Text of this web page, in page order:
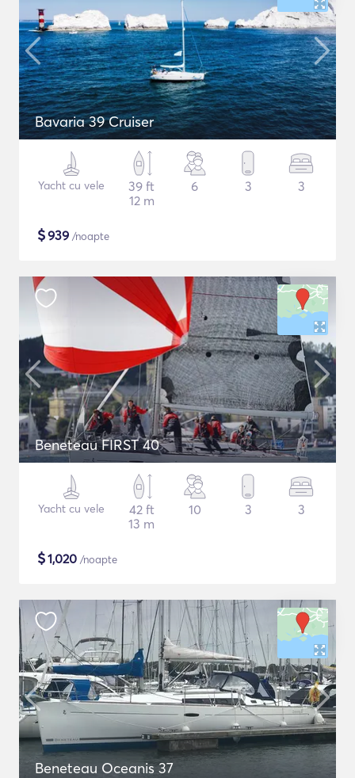
Bavaria 39 Cruiser
Yacht cu vele
39 ft
12 m
6 3 3
$939 /noapte
Beneteau FIRST 40
Yacht cu vele
42 ft
13 m
10 3 3
$1,020 /noapte
Beneteau Oceanis 37